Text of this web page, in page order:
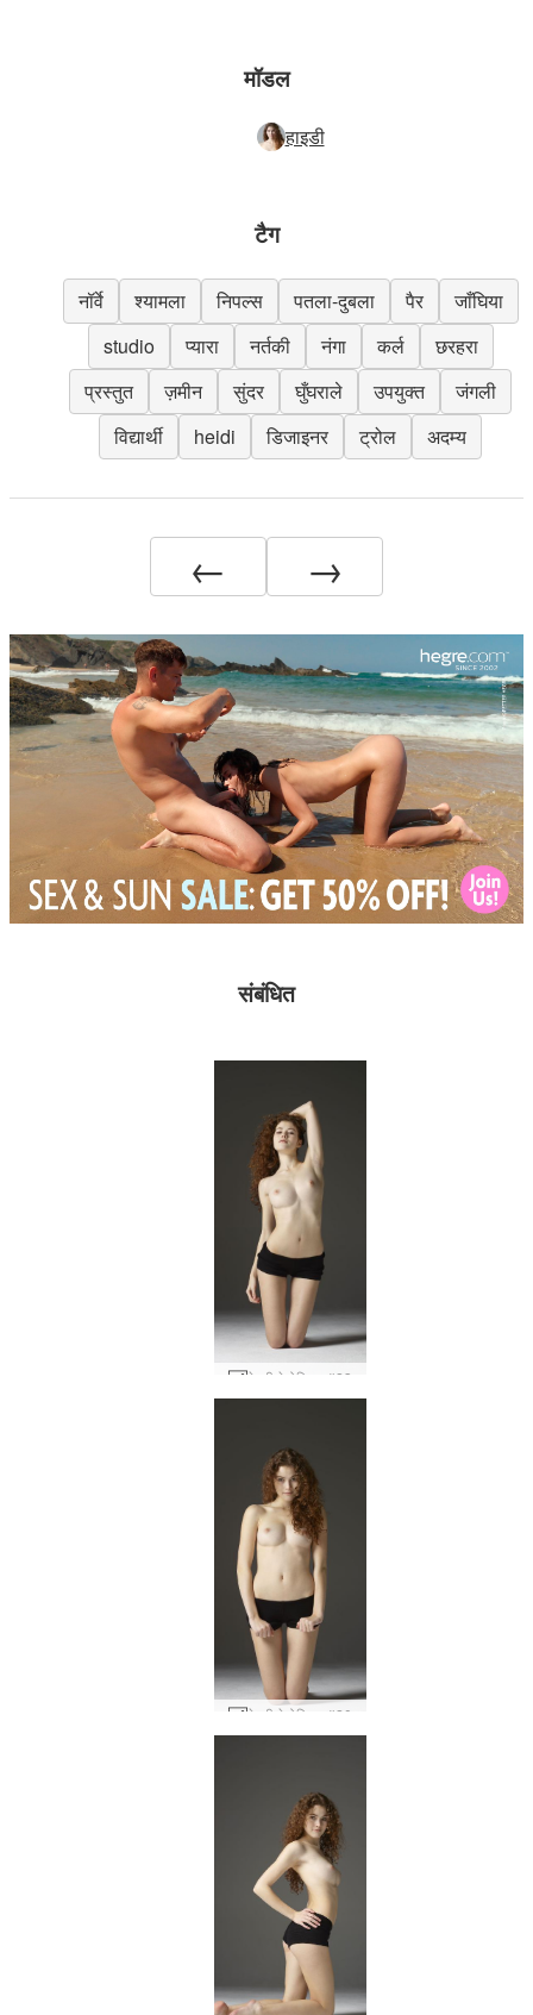
मॉडल
हाइडी
टैग
नॉर्वे श्यामला निपल्स पतला-दुबला पैर
जाँघिया
studio
प्यारा नर्तकी नंगा कर्ल
छरहरा
प्रस्तुत
ज़मीन सुंदर घुँघराले उपयुक्त
जंगली
विद्यार्थी
heidi डिजाइनर ट्रोल अदम्य
← →
संबंधित
हेइडी हेडोनिस्ट #23
हेइडी हेडोनिस्ट #20